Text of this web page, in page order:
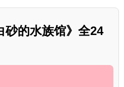
砂的水族馆》全24